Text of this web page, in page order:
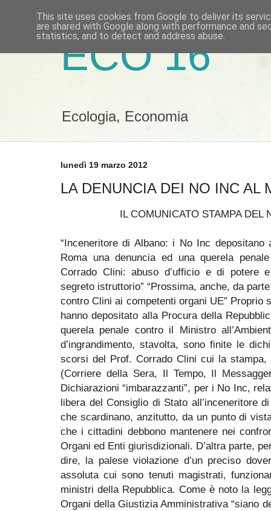
ECO 16
Ecologia, Economia
lunedì 19 marzo 2012
LA DENUNCIA DEI NO INC AL
IL COMUNICATO STAMPA DEL
“Inceneritore di Albano: i No Inc
Roma una denuncia ed una querela
Corrado Clini: abuso d’ufficio e di potere
segreto istruttorio” “Prossima, anche, da
contro Clini ai competenti organi UE” Proprio
hanno depositato alla Procura della
querela penale contro il Ministro
d’ingrandimento, stavolta, sono finite le
scorsi del Prof. Corrado Clini cui la stampa,
(Corriere della Sera, Il Tempo, Il
Dichiarazioni “imbarazzanti”, per i No Inc,
libera del Consiglio di Stato all’inceneritore
che scardinano, anzitutto, da un punto di
che i cittadini debbono mantenere nei
Organi ed Enti giurisdizionali. D’altra parte,
dire, la palese violazione d’un preciso
assoluta cui sono tenuti magistrati,
ministri della Repubblica. Come è noto la
Organi della Giustizia Amministrativa “siano
This site uses cookies from Google to deliver its
are shared with Google along with performance and
statistics, and to detect and address abuse.